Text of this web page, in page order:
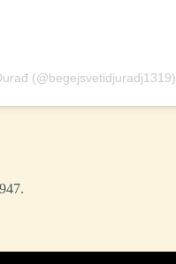
(@begejsvetidjuradj1319)